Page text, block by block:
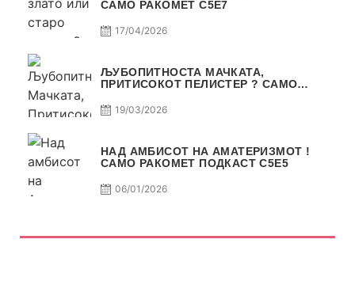
САМО РАКОМЕТ С5Е7
17/04/2026
ЉУБОПИТНОСТА МАЧКАТА,
ПРИТИСОКОТ ПЕЛИСТЕР ? САМО
19/03/2026
НАД АМБИСОТ НА АМАТЕРИЗМОТ !
САМО РАКОМЕТ ПОДКАСТ С5E5
06/01/2026